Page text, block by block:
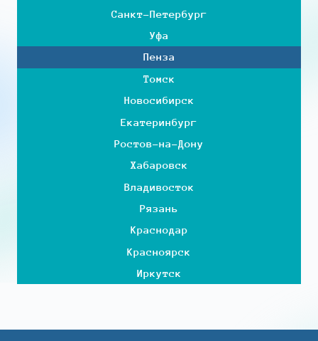
Санкт-Петербург
Уфа
Пенза
Томск
Новосибирск
Екатеринбург
Ростов-на-Дону
Хабаровск
Владивосток
Рязань
Краснодар
Красноярск
Иркутск